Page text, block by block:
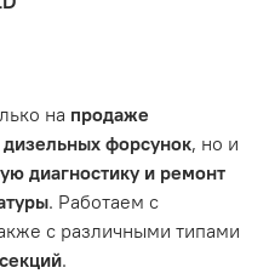
обслуживания и
правил
автомобиля. Если у вас
системой,
ситуации и предложим
вызвана одним из
мы не сможем
на продаже
дизельных форсунок, но и
диагностику и ремонт
. Работаем с
с различными типами
.